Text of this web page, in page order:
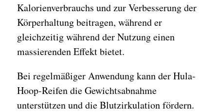
Kalorienverbrauchs und zur Verbesserung der
Körperhaltung beitragen, während er
gleichzeitig während der Nutzung einen
massierenden Effekt bietet.
Bei regelmäßiger Anwendung kann der Hula-
Hoop-Reifen die Gewichtsabnahme
unterstützen und die Blutzirkulation fördern.